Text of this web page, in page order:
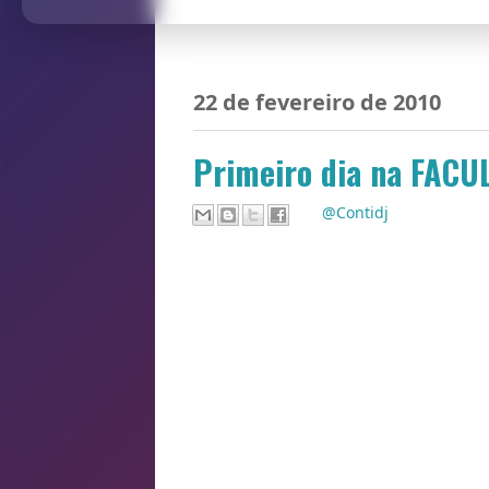
22 de fevereiro de 2010
Primeiro dia na
@Contidj